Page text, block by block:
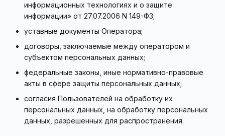
информационных технологиях и о защите
информации» от 27.07.2006 N 149-ФЗ;
уставные документы Оператора;
договоры, заключаемые между оператором и
субъектом персональных данных;
федеральные законы, иные нормативно-правовые
акты в сфере защиты персональных данных;
согласия Пользователей на обработку их
персональных данных, на обработку персональных
данных, разрешенных для распространения.